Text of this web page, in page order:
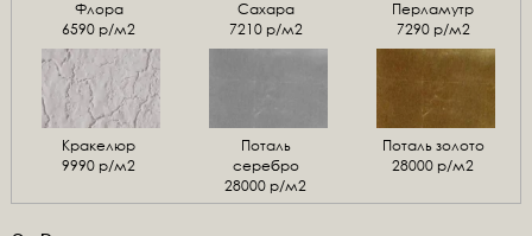
Флора
6590 р/м2
Сахара
7210 р/м2
Перламутр
7290 р/м2
Кракелюр
9990 р/м2
Поталь
серебро
28000 р/м2
Поталь золото
28000 р/м2